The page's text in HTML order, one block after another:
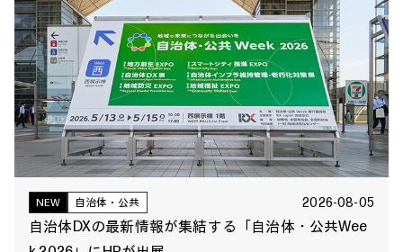
NEW 自治体・公共 2026-08-05
自治体DXの最新情報が集結する「自治体・公共Wee